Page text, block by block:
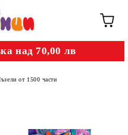
над 70,00 лв
от 1500 части